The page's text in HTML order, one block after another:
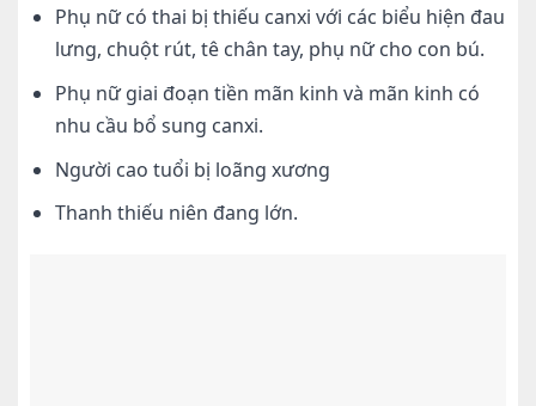
Phụ nữ có thai bị thiếu canxi với các biểu hiện đau
lưng, chuột rút, tê chân tay, phụ nữ cho con bú.
Phụ nữ giai đoạn tiền mãn kinh và mãn kinh có
nhu cầu bổ sung canxi.
Người cao tuổi bị loãng xương
Thanh thiếu niên đang lớn.